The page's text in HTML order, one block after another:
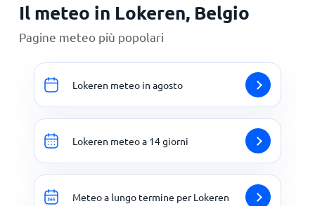
Il meteo in Lokeren, Belgio
Pagine meteo più popolari
Lokeren meteo in agosto
Lokeren meteo a 14 giorni
Meteo a lungo termine per Lokeren